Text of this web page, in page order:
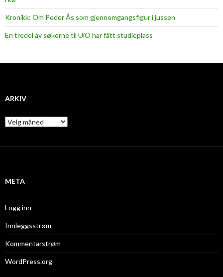
Kronikk: Om Peder Ås som gjennomgangsfigur i jussen
En tredel av søkerne til UiO har fått studieplass
ARKIV
A
r
i
META
Logg inn
Innleggsstrøm
Kommentarstrøm
WordPress.org